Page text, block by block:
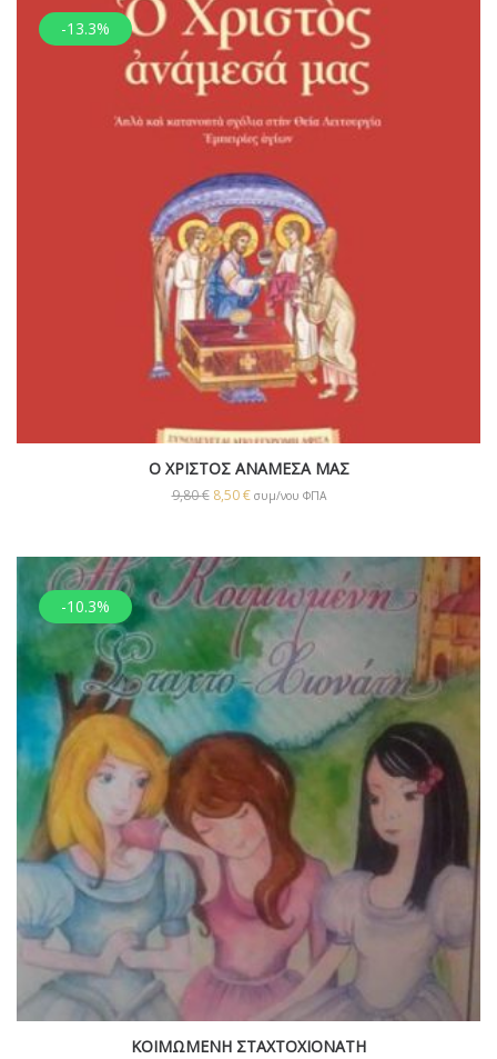
-13.3%
Ο ΧΡΙΣΤΟΣ ΑΝΑΜΕΣΑ ΜΑΣ
9,80€ 8,50€ συμ/νου ΦΠΑ
-10.3%
ΚΟΙΜΩΜΕΝΗ ΣΤΑΧΤΟΧΙΟΝΑΤΗ